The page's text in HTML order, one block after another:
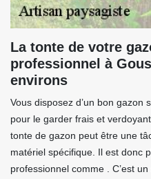
La tonte de votre
professionnel à
environs
Vous disposez d’un bon gazon
pour le garder frais et
tonte de gazon peut être une
matériel spécifique. Il est donc
professionnel comme . C’est